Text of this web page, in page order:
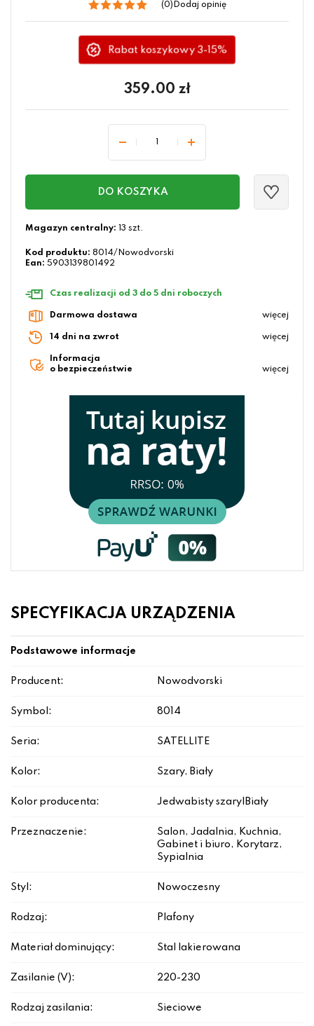
(0) Dodaj opinię
Rabat koszykowy 3-15%
359.00 zł
DO KOSZYKA
Magazyn centralny: 13 szt.
Kod produktu: 8014/Nowodvorski
Ean: 5903139801492
Czas realizacji od 3 do 5 dni roboczych
Darmowa dostawa więcej
14 dni na zwrot więcej
Informacja
o bezpieczeństwie
więcej
SPECYFIKACJA URZĄDZENIA
Podstawowe informacje
Producent: Nowodvorski
Symbol: 8014
Seria: SATELLITE
Kolor: Szary, Biały
Kolor producenta: Jedwabisty szary|Biały
Przeznaczenie:
Salon, Jadalnia, Kuchnia,
Gabinet i biuro, Korytarz,
Sypialnia
Styl: Nowoczesny
Rodzaj: Plafony
Materiał dominujący: Stal lakierowana
Zasilanie (V): 220-230
Rodzaj zasilania: Sieciowe